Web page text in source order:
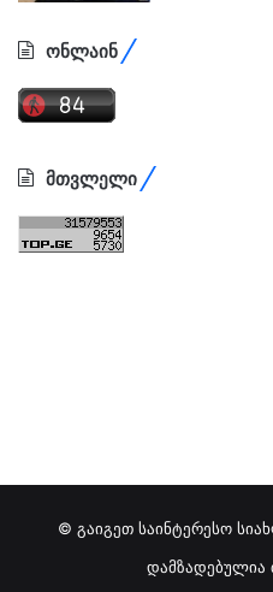
ონლაინ
მთვლელი
© გაიგეთ საინტერესო
დამზადებულია